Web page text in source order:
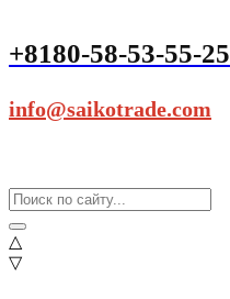
+8180-58-53-55-25
info@saikotrade.com
△
▽